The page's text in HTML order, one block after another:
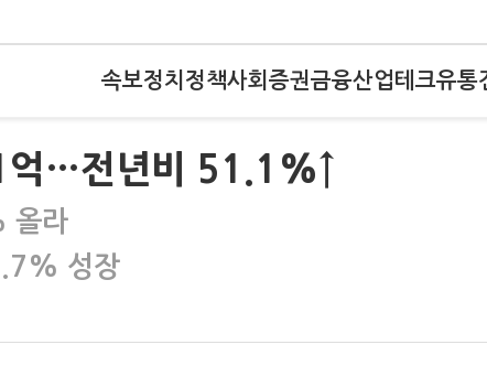
속보정치 정책사회 증권금융산업테크유통
억…전년비 51.1%↑
올라
성장